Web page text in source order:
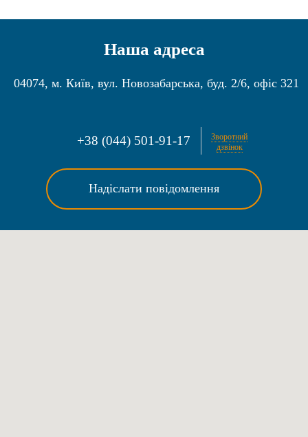
Наша адреса
04074, м. Київ, вул. Новозабарська, буд. 2/6, офіс 321
+38 (044) 501-91-17
Зворотний
дзвінок
Надіслати повідомлення